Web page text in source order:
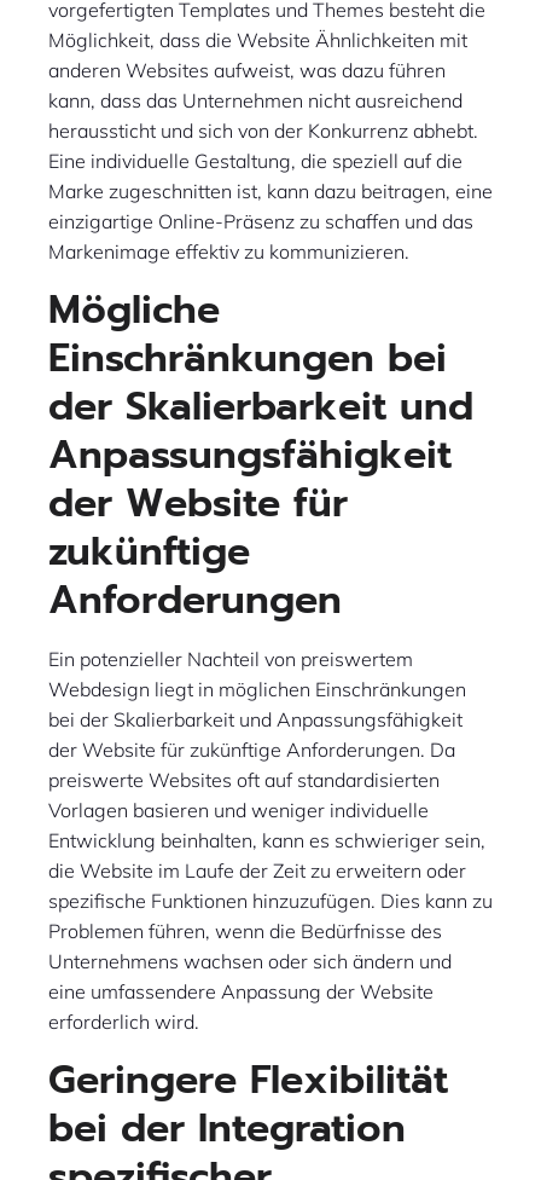
vorgefertigten Templates und Themes besteht die
Möglichkeit, dass die Website Ähnlichkeiten mit
anderen Websites aufweist, was dazu führen
kann, dass das Unternehmen nicht ausreichend
heraussticht und sich von der Konkurrenz abhebt.
Eine individuelle Gestaltung, die speziell auf die
Marke zugeschnitten ist, kann dazu beitragen, eine
einzigartige Online-Präsenz zu schaffen und das
Markenimage effektiv zu kommunizieren.
Mögliche
Einschränkungen bei
der Skalierbarkeit und
Anpassungsfähigkeit
der Website für
zukünftige
Anforderungen
Ein potenzieller Nachteil von preiswertem
Webdesign liegt in möglichen Einschränkungen
bei der Skalierbarkeit und Anpassungsfähigkeit
der Website für zukünftige Anforderungen. Da
preiswerte Websites oft auf standardisierten
Vorlagen basieren und weniger individuelle
Entwicklung beinhalten, kann es schwieriger sein,
die Website im Laufe der Zeit zu erweitern oder
spezifische Funktionen hinzuzufügen. Dies kann zu
Problemen führen, wenn die Bedürfnisse des
Unternehmens wachsen oder sich ändern und
eine umfassendere Anpassung der Website
erforderlich wird.
Geringere Flexibilität
bei der Integration